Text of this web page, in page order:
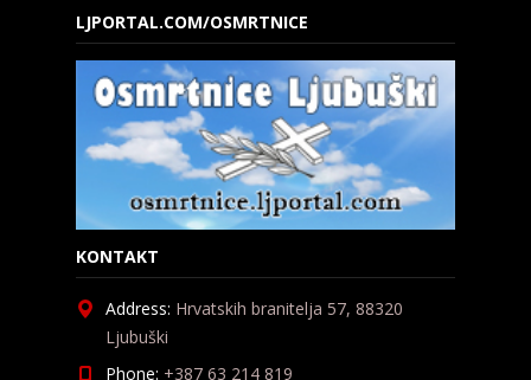
LJPORTAL.COM/OSMRTNICE
KONTAKT
Address: Hrvatskih branitelja 57, 88320
Ljubuški
Phone: +387 63 214 819